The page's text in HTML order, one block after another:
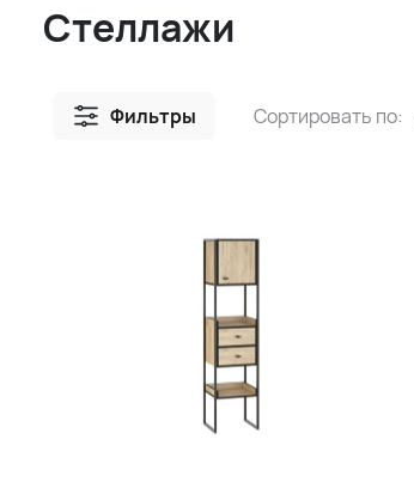
Стеллажи
Фильтры Сортировать по: